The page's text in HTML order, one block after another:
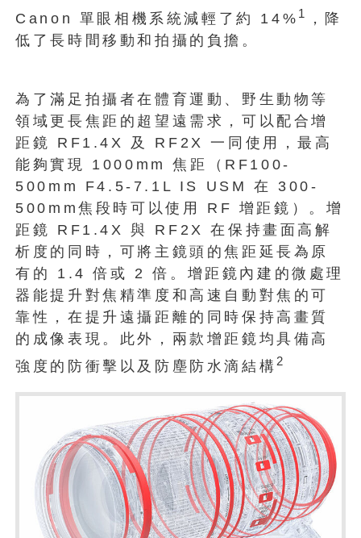
Canon 單眼相機系統減輕了約 14% 1
，降
低了長時間移動和拍攝的負擔。
為了滿足拍攝者在體育運動、野生動物等
領域更長焦距的超望遠需求，可以配合增
距鏡 RF1.4X 及 RF2X 一同使用，最高
能夠實現 1000mm 焦距（RF100-
500mm F4.5-7.1L IS USM 在 300-
500mm焦段時可以使用 RF 增距鏡）。增
距鏡 RF1.4X 與 RF2X 在保持畫面高解
析度的同時，可將主鏡頭的焦距延長為原
有的 1.4 倍或 2 倍。增距鏡內建的微處理
器能提升對焦精準度和高速自動對焦的可
靠性，在提升遠攝距離的同時保持高畫質
的成像表現。此外，兩款增距鏡均具備高
強度的防衝擊以及防塵防水滴結構2